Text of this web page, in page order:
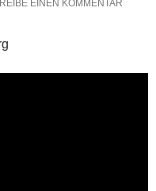
EINEN KOMMENTAR